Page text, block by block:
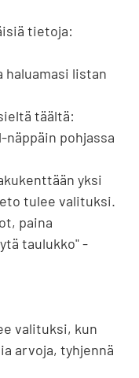
tietoja:
täältä:
tulee valituksi.
paina
taulukko" -
valituksi, kun
arvoja, tyhjennä